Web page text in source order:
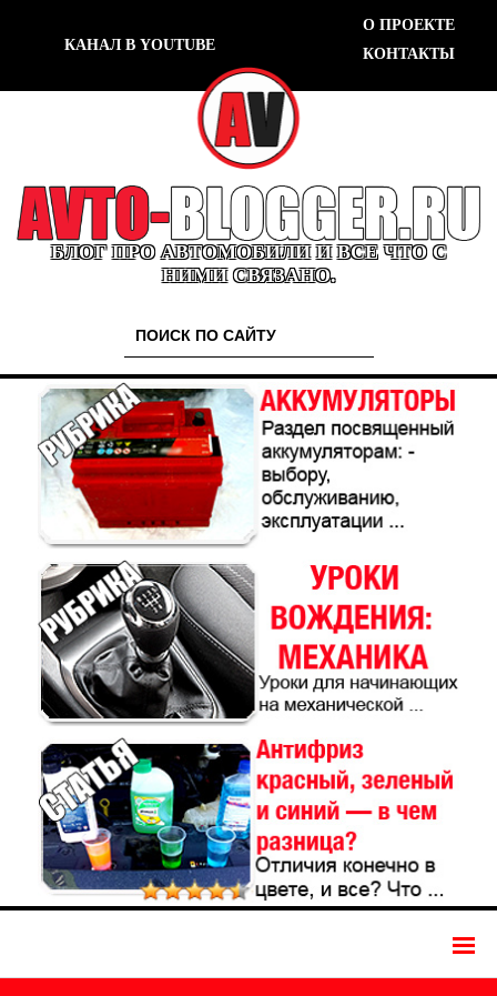
КАНАЛ В YOUTUBE
О ПРОЕКТЕ
КОНТАКТЫ
БЛОГ ПРО АВТОМОБИЛИ И ВСЕ ЧТО С
НИМИ СВЯЗАНО.